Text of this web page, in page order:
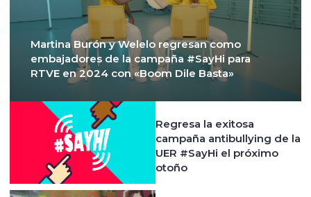
Martina Burón y Welelo regresan como
embajadores de la campaña #SayHi para
RTVE en 2024 con «Boom Dile Basta»
Regresa la exitosa
campaña antibullying de la
UER #SayHi el próximo
otoño